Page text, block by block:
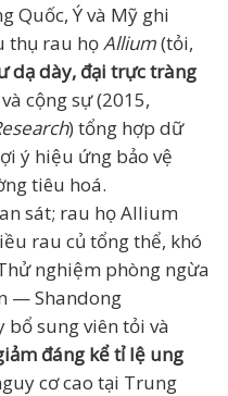
Quốc, Ý và Mỹ ghi
thụ rau họAllium(tỏi,
dạ dày, đại trực tràng
cộng sự (2015,
) tổng hợp dữ
ý hiệu ứng bảo vệ
tiêu hoá.
sát; rau họ Allium
rau củ tổng thể, khó
nghiệm phòng ngừa
— Shandong
sung viên tỏi và
đáng kể tỉ lệ ung
cơ cao tại Trung